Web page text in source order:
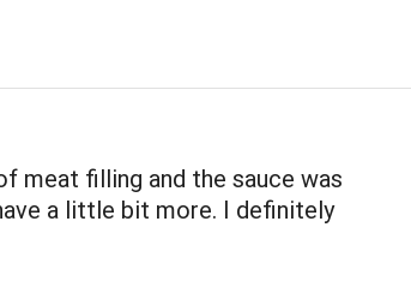
meat filling and the sauce was
a little bit more. I definitely